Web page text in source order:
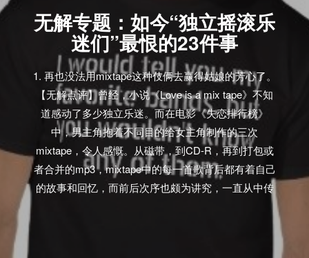
无解专题：如今“独立摇滚乐
迷们”最恨的23件事
1. 再也没法用mixtape这种伎俩去赢得姑娘的芳心了。
【无解点评】曾经，小说《Love is a mix tape》不知
道感动了多少独立乐迷。而在电影《失恋排行榜》
中，男主角抱着不同目的给女主角制作的三次
mixtape，令人感慨。从磁带，到CD-R，再到打包或
者合并的mp3，mixtape中的每一首歌背后都有着自己
的故事和回忆，而前后次序也颇为讲究，一直从中传
递着制作者良苦的用心和饱含深意的情怀。如今，世